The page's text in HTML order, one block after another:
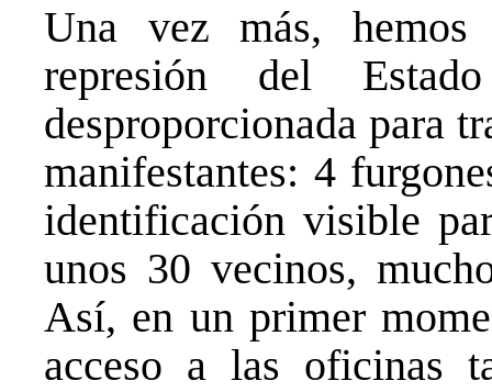
Una vez más,
represión del
desproporcionada para
manifestantes: 4
identificación visible
unos 30 vecinos,
Así, en un primer
acceso a las oficinas